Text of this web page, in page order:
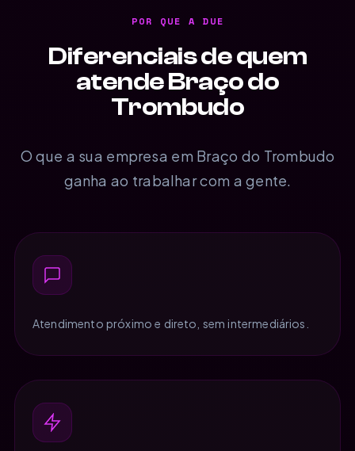
POR QUE A DUE
Diferenciais de quem
atende Braço do
Trombudo
O que a sua empresa em Braço do Trombudo
ganha ao trabalhar com a gente.
Atendimento próximo e direto, sem intermediários.